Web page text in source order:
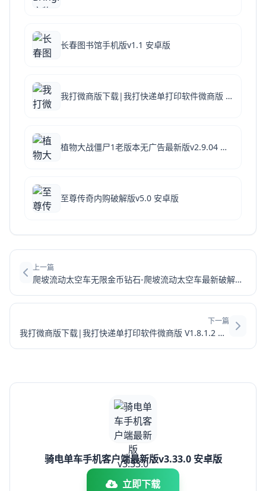
长春图书馆手机版v1.1 安卓版
我打微商版下载|我打快递单打印软件微商版 V1.8.1.2 官方破解版下载
植物大战僵尸1老版本无广告最新版v2.9.04 安卓版
至尊传奇内购破解版v5.0 安卓版
上一篇
爬坡流动太空车无限金币钻石-爬坡流动太空车最新破解版下载v1.41.7.141087无限金币破解版
下一篇
我打微商版下载|我打快递单打印软件微商版 V1.8.1.2 官方破解版下载
骑电单车手机客户端最新版v3.33.0 安卓版
立即下载